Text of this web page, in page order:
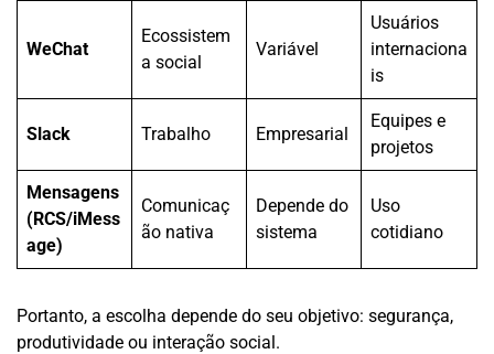
WeChat
Ecossistem
a social
Variável
Usuários
internaciona
is
Slack Trabalho Empresarial
Equipes e
projetos
Mensagens
(RCS/iMess
age)
Comunicaç
ão nativa
Depende do
sistema
Uso
cotidiano
Portanto, a escolha depende do seu objetivo: segurança,
produtividade ou interação social.